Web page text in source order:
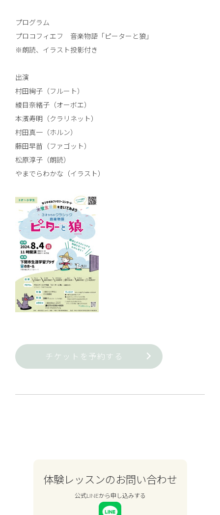
プログラム
プロコフィエフ 音楽物語「ピーターと狼」
※朗読、イラスト投影付き
出演
村田絢子（フルート）
綾目奈緒子（オーボエ）
本濱寿明（クラリネット）
村田真一（ホルン）
藤田早苗（ファゴット）
松原淳子（朗読）
やまでらわかな（イラスト）
チケットを予約する
体験レッスンのお問い合わせ
公式LINEから申し込みする